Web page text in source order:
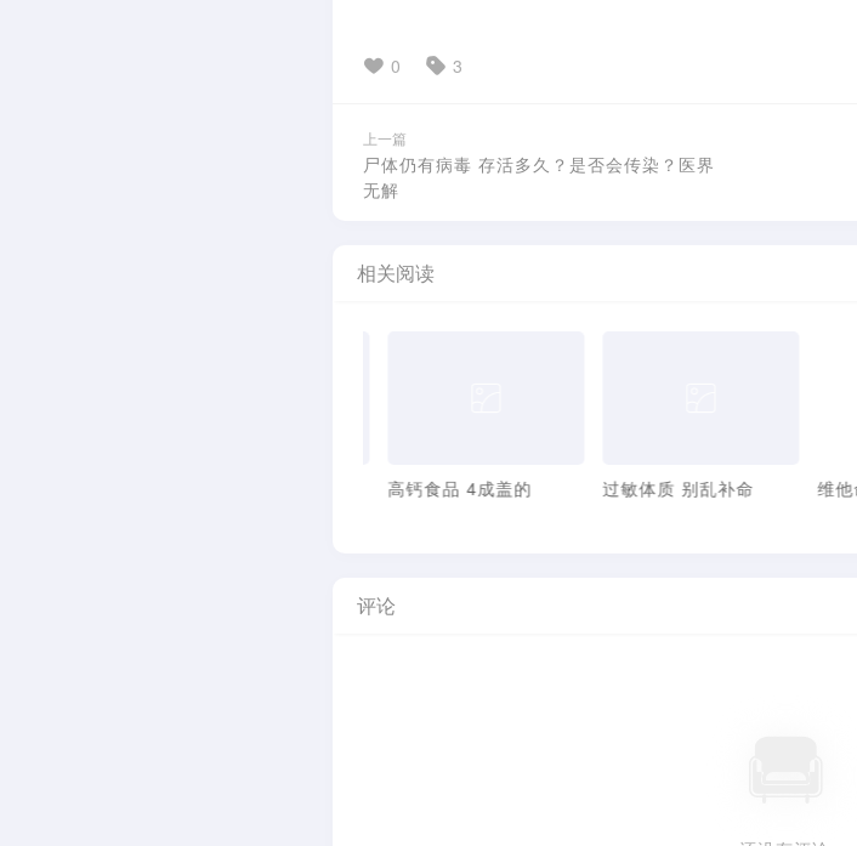
0 3
上一篇
尸体仍有病毒 存活多久？是否会传染？医界
无解
相关阅读
维他命Ｃ家族抗黑抗老
补充钙质可以预防大肠
评论